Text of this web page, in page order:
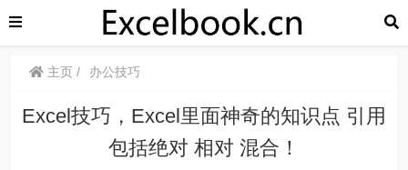
主页 办公技巧
​​Excel技巧，Excel里面神奇的知识点 引用
包括绝对 相对 混合！